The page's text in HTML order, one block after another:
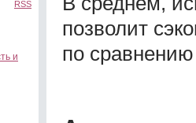
RSS
и
позволит
по